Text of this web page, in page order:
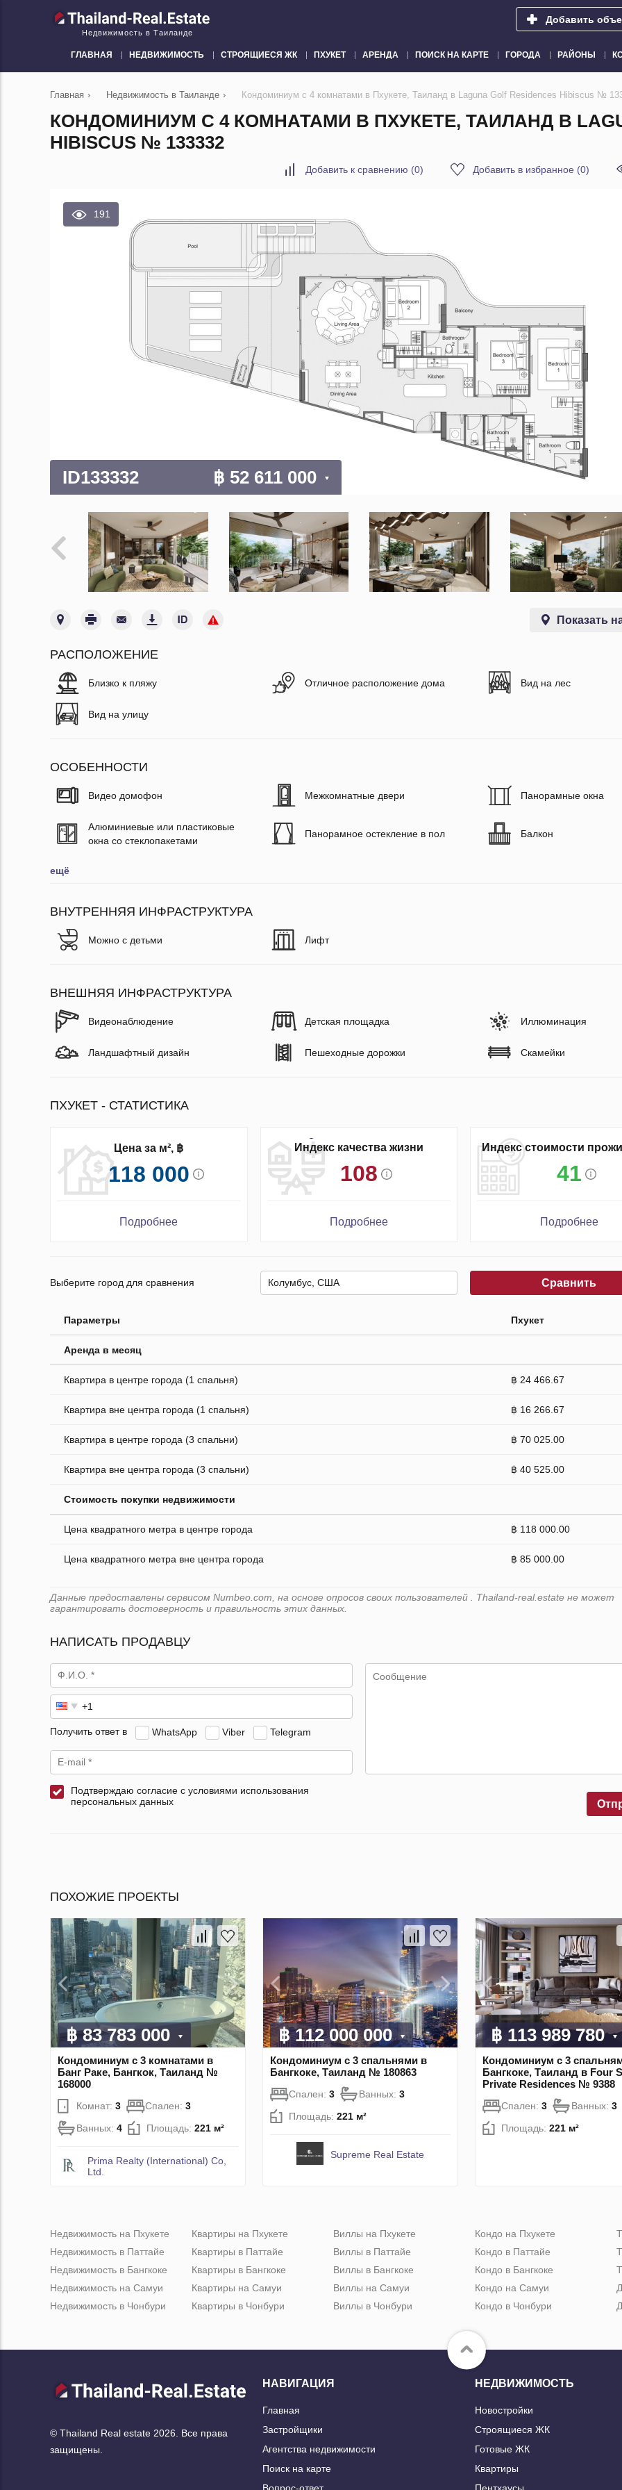
Недвижимость в Таиланде
Добавить
ГЛАВНАЯ НЕДВИЖИМОСТЬ СТРОЯЩИЕСЯ ЖК ПХУКЕТ АРЕНДА ПОИСК НА КАРТЕ ГОРОДА РАЙОНЫ
Главная › Недвижимость в Таиланде › Кондоминиум с 4 комнатами в Пхукете, Таиланд в Laguna Golf Residences Hibiscus №
КОНДОМИНИУМ С 4 КОМНАТАМИ В ПХУКЕТЕ, ТАИЛАНД В
HIBISCUS № 133332
Добавить к сравнению (0) Добавить в избранное (0)
191
ID133332 ฿ 52 611 000
Показать
РАСПОЛОЖЕНИЕ
Близко к пляжу Отличное расположение дома Вид на лес
Вид на улицу
ОСОБЕННОСТИ
Видео домофон Межкомнатные двери Панорамные окна
Алюминиевые или пластиковые
окна со стеклопакетами
Панорамное остекление в пол Балкон
ещё
ВНУТРЕННЯЯ ИНФРАСТРУКТУРА
Можно с детьми Лифт
ВНЕШНЯЯ ИНФРАСТРУКТУРА
Видеонаблюдение Детская площадка Иллюминация
Ландшафтный дизайн Пешеходные дорожки Скамейки
ПХУКЕТ - СТАТИСТИКА
Цена за м², ฿
118 000
Подробнее
Индекс качества жизни
108
Подробнее
Индекс стоимости
41
Подробнее
Выберите город для сравнения Сравнить
Параметры Пхукет
Аренда в месяц
Квартира в центре города (1 спальня) ฿ 24 466.67
Квартира вне центра города (1 спальня) ฿ 16 266.67
Квартира в центре города (3 спальни) ฿ 70 025.00
Квартира вне центра города (3 спальни) ฿ 40 525.00
Стоимость покупки недвижимости
Цена квадратного метра в центре города ฿ 118 000.00
Цена квадратного метра вне центра города ฿ 85 000.00
Данные предоставлены сервисом Numbeo.com, на основе опросов своих пользователей . Thailand-real.estate не может
гарантировать достоверность и правильность этих данных.
НАПИСАТЬ ПРОДАВЦУ
Получить ответ в WhatsApp Viber Telegram
Подтверждаю согласие с условиями использования
персональных данных
ПОХОЖИЕ ПРОЕКТЫ
฿ 83 783 000
Кондоминиум с 3 комнатами в
Банг Раке, Бангкок, Таиланд №
168000
Комнат: 3 Спален: 3
Ванных: 4 Площадь: 221 м²
Prima Realty (International) Co,
Ltd.
฿ 112 000 000
Кондоминиум с 3 спальнями в
Бангкоке, Таиланд № 180863
Спален: 3 Ванных: 3
Площадь: 221 м²
Supreme Real Estate
฿ 113 989 780
Кондоминиум с 3
Бангкоке, Таиланд в Four
Private Residences № 9388
Спален: 3 Ванных: 3
Площадь: 221 м²
Недвижимость на Пхукете
Недвижимость в Паттайе
Недвижимость в Бангкоке
Недвижимость на Самуи
Недвижимость в Чонбури
Квартиры на Пхукете
Квартиры в Паттайе
Квартиры в Бангкоке
Квартиры на Самуи
Квартиры в Чонбури
Виллы на Пхукете
Виллы в Паттайе
Виллы в Бангкоке
Виллы на Самуи
Виллы в Чонбури
Кондо на Пхукете
Кондо в Паттайе
Кондо в Бангкоке
Кондо на Самуи
Кондо в Чонбури
© Thailand Real estate 2026. Все права
защищены.
НАВИГАЦИЯ
Главная
Застройщики
Агентства недвижимости
Поиск на карте
НЕДВИЖИМОСТЬ
Новостройки
Строящиеся ЖК
Готовые ЖК
Квартиры